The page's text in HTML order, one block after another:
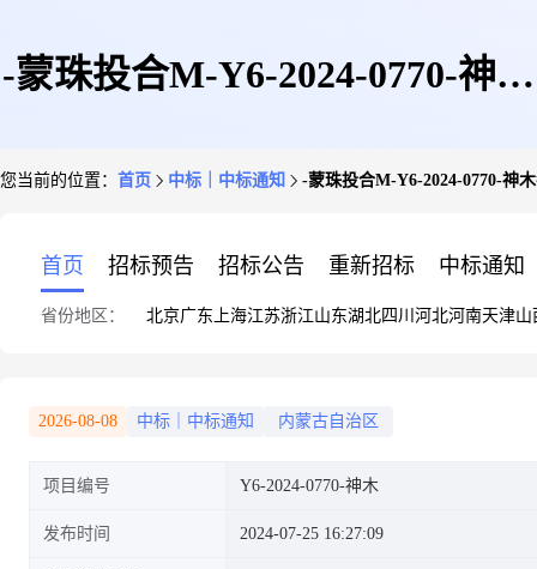
-蒙珠投合M-Y6-2024-0770-神木
您当前的位置： 首页 中标｜中标通知 -蒙珠投合M-Y6-2024-0770-神
首页 招标预告 招标公告 重新招标 中标通知
省份地区： 北京广东 上海江苏浙江山东湖北四川 河北河南天津山
2026-08-08 中标｜中标通知 内蒙古自治区
项目编号 Y6-2024-0770-神木
发布时间 2024-07-25 16:27:09